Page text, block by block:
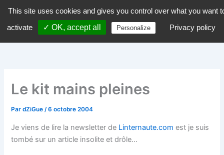
contenu
dZiGue
Le kit mains pleines
PardZiGue/6 octobre 2004
Je viens de lire la newsletter de Linternaute.com est je suis
tombé sur un article insolite et drôle…
This site uses cookies and gives you control over what you want
activate
✓ OK, accept all Personalize Privacy policy